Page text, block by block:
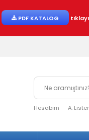
PDF KATALOG
Hesabım A.